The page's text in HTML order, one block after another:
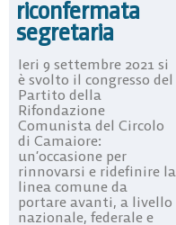
riconfermata
segretaria
Ieri 9 settembre 2021 si
è svolto il congresso del
Partito della
Rifondazione
Comunista del Circolo
di Camaiore:
un’occasione per
rinnovarsi e ridefinire la
linea comune da
portare avanti, a livello
nazionale, federale e